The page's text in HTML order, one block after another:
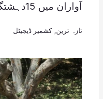
آواران میں 15دہشتگرد جہنم واصل
تازہ ترین کشمیر ڈیجیٹل